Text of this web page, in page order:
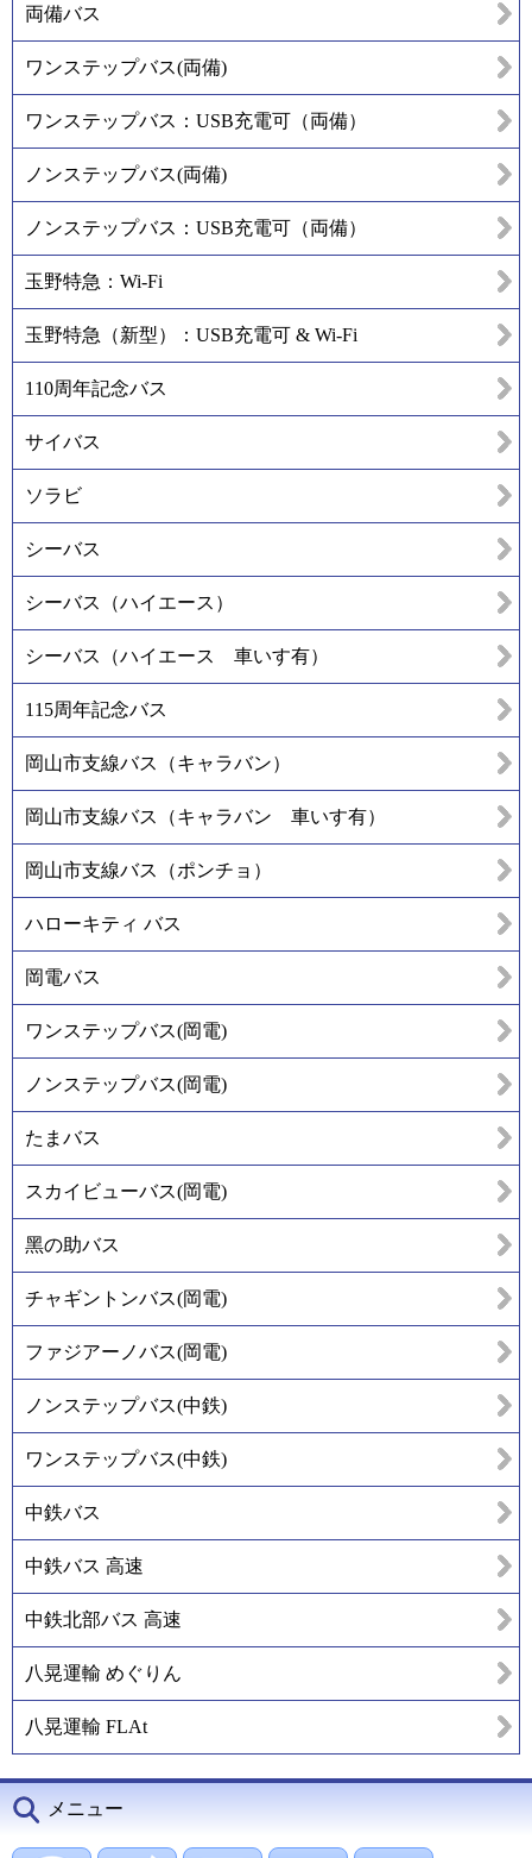
両備バス
ワンステップバス(両備)
ワンステップバス：USB充電可（両備）
ノンステップバス(両備)
ノンステップバス：USB充電可（両備）
玉野特急：Wi-Fi
玉野特急（新型）：USB充電可 & Wi-Fi
110周年記念バス
サイバス
ソラビ
シーバス
シーバス（ハイエース）
シーバス（ハイエース 車いす有）
115周年記念バス
岡山市支線バス（キャラバン）
岡山市支線バス（キャラバン 車いす有）
岡山市支線バス（ポンチョ）
ハローキティ バス
岡電バス
ワンステップバス(岡電)
ノンステップバス(岡電)
たまバス
スカイビューバス(岡電)
黑の助バス
チャギントンバス(岡電)
ファジアーノバス(岡電)
ノンステップバス(中鉄)
ワンステップバス(中鉄)
中鉄バス
中鉄バス 高速
中鉄北部バス 高速
八晃運輸 めぐりん
八晃運輸 FLAt
メニュー